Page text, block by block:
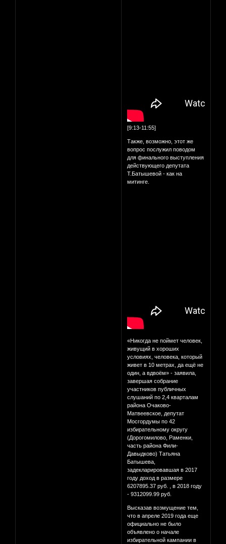
[9:13-11:55]
Также, возможно, этот же
вопрос послужил поводом
для финального выступления
действующего депутата
Т.Батышевой - как на
митинге.
«Никогда не поймет человек,
живущий в хороших
условиях, человека, который
живет в 10 метрах, да ещё не
один, а вдвоём» - заявила,
завершая собрание
участников публичных
слушаний по 2,4 кварталам
района Очаково-
Матвеевское, депутат
Мосгордумы по 42
избирательному округу
(Дорогомилово, Раменки,
часть района Фили-
Давыдково) Татьяна
Батышева,
задекларировавшая в 2017
году доход в размере
6207895.37 руб. , в 2018 году
- 9312099.99 руб.
Высказав возмущение тем,
что в апреле 2019 года еще
официально не было
объявлено о начале
избирательной кампании в